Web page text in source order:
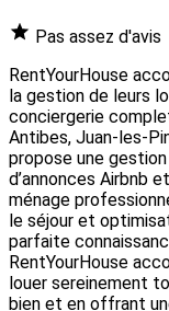
Pas assez d'avis
RentYourHouse
la gestion de leurs
conciergerie
Antibes, Juan-les-
propose une
d’annonces Airbnb
ménage
le séjour et
parfaite
RentYourHouse
louer sereinement
bien et en offrant